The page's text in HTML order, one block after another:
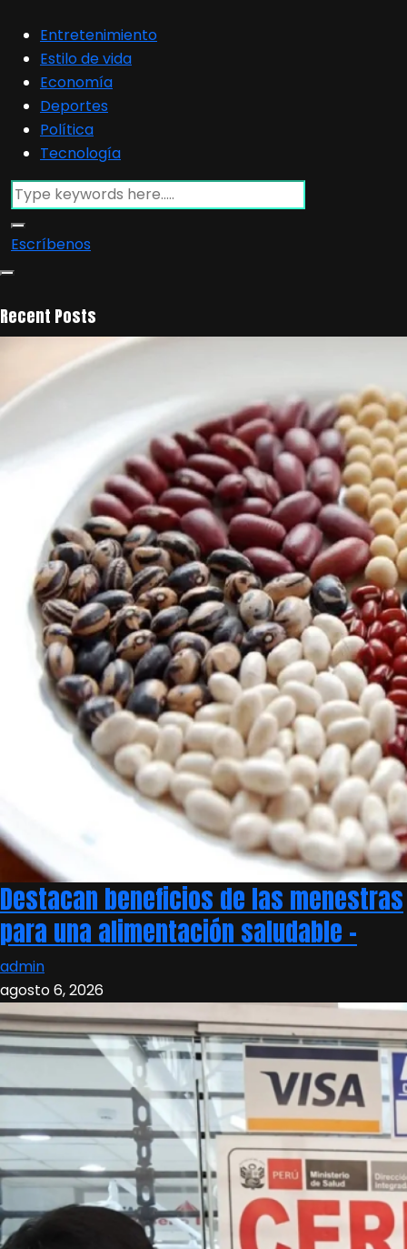
Entretenimiento
Estilo de vida
Economía
Deportes
Política
Tecnología
Escríbenos
Recent Posts
Destacan beneficios de las menestras
para una alimentación saludable –
admin
agosto 6, 2026